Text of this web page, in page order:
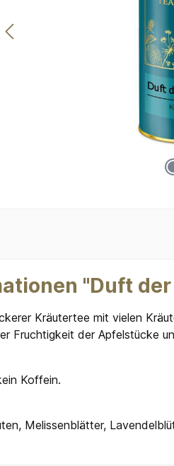
"Duft der
Kräutertee mit vielen
Fruchtigkeit der Apfelstücke
Koffein.
Melissenblätter,